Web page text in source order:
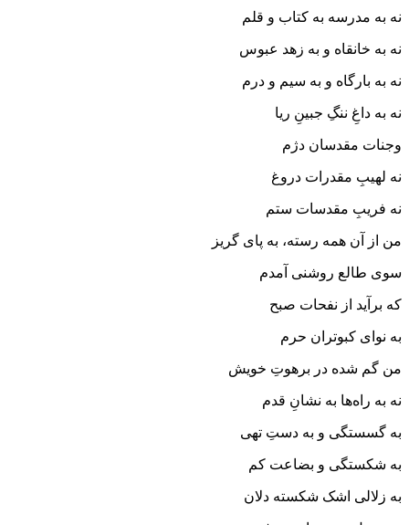
نه به مدرسه به کتاب و قلم
نه به خانقاه و به زهد عبوس
نه به بارگاه و به سیم و درم
نه به داغِ ننگِ جبینِ ریا
وجنات مقدسان دژم
نه لهیبِ مقدرات دروغ
نه فریبِ مقدسات ستم
من از آن همه رسته، به پای گریز
سوی طالع روشنی آمدم
که برآید از نفحات صبح
به نوای کبوتران حرم
من گم شده در برهوتِ خویش
نه به راه‌ها به نشانِ قدم
به گسستگی و به دستِ تهی
به شکستگی و بضاعت کم
به زلالی اشک شکسته دلان